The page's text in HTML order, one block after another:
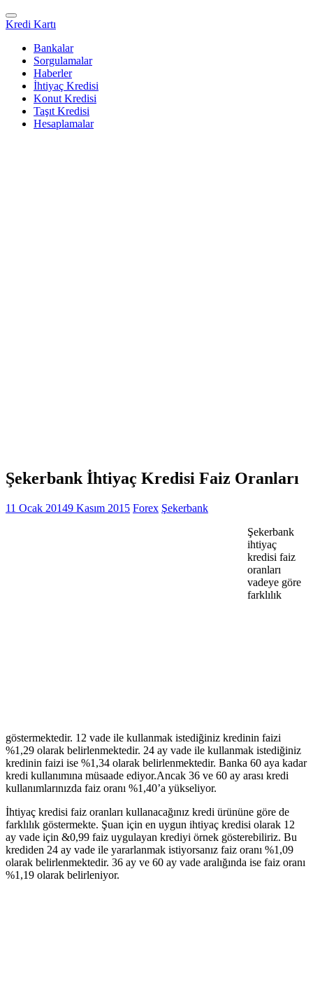
Kredi Kartı
Bankalar
Sorgulamalar
Haberler
İhtiyaç Kredisi
Konut Kredisi
Taşıt Kredisi
Hesaplamalar
Şekerbank İhtiyaç Kredisi Faiz Oranları
11 Ocak 20149 Kasım 2015 Forex Şekerbank
Şekerbank
ihtiyaç
kredisi faiz
oranları
vadeye göre
farklılık
göstermektedir. 12 vade ile kullanmak istediğiniz kredinin faizi
%1,29 olarak belirlenmektedir. 24 ay vade ile kullanmak istediğiniz
kredinin faizi ise %1,34 olarak belirlenmektedir. Banka 60 aya kadar
kredi kullanımına müsaade ediyor.Ancak 36 ve 60 ay arası kredi
kullanımlarınızda faiz oranı %1,40’a yükseliyor.
İhtiyaç kredisi faiz oranları kullanacağınız kredi ürününe göre de
farklılık göstermekte. Şuan için en uygun ihtiyaç kredisi olarak 12
ay vade için &0,99 faiz uygulayan krediyi örnek gösterebiliriz. Bu
krediden 24 ay vade ile yararlanmak istiyorsanız faiz oranı %1,09
olarak belirlenmektedir. 36 ay ve 60 ay vade aralığında ise faiz oranı
%1,19 olarak belirleniyor.